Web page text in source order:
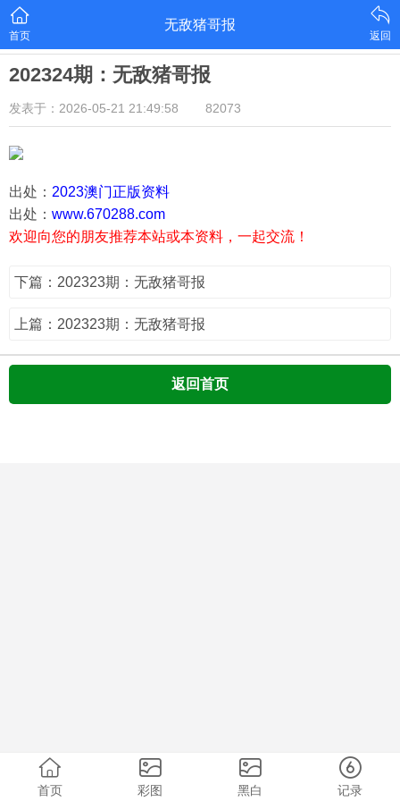
首页
无敌猪哥报
返回
202324期：无敌猪哥报
发表于：2026-05-21 21:49:58 82073
出处： 2023澳门正版资料
出处： www.670288.com
欢迎向您的朋友推荐本站或本资料，一起交流！
下篇：202323期：无敌猪哥报
上篇：202323期：无敌猪哥报
返回首页
首页 彩图 黑白 记录